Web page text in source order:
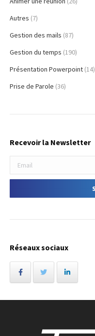
Autres (7)
Gestion des mails (87)
Gestion du temps (190)
Présentation Powerpoint (14)
Prise de Parole (36)
Recevoir la Newsletter
Réseaux sociaux